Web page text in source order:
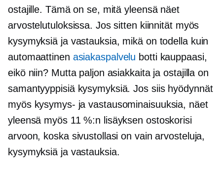
ostajille. Tämä on se, mitä yleensä näet
arvostelutuloksissa. Jos sitten kiinnität myös
kysymyksiä ja vastauksia, mikä on todella kuin
automaattinen asiakaspalvelu botti kauppaasi,
eikö niin? Mutta paljon asiakkaita ja ostajilla on
samantyyppisiä kysymyksiä. Jos siis hyödynnät
myös kysymys- ja vastausominaisuuksia, näet
yleensä myös 11 %:n lisäyksen ostoskorisi
arvoon, koska sivustollasi on vain arvosteluja,
kysymyksiä ja vastauksia.